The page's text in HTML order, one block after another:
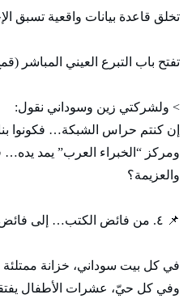
تخلق قاعدة بيانات واقعية تسبق
تفتح باب التبرع العيني المباشر
> ولشركتي زين وسوداني نقول:
إن كنتم حراس الشبكة… فكونوا
ومركز “الخبراء العرب” يمد
والعزيمة؟
📌 ٤. من فائض الكتب… إلى فائض الأمل: مبادرة “كتاب لبُكرا”
في كل بيت سوداني، خزانة
وفي كل حيّ، عشرات الأطفال